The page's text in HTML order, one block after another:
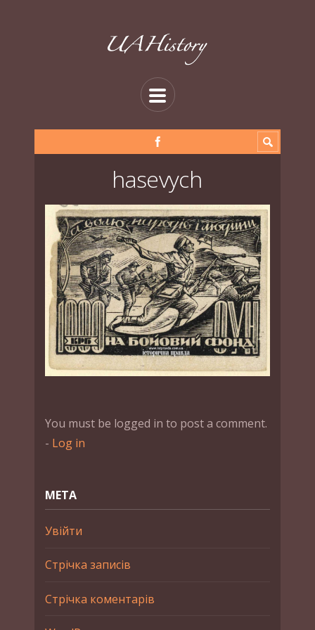
hasevych
You must be logged in to post a comment.
- Log in
МЕТА
Увійти
Стрічка записів
Стрічка коментарів